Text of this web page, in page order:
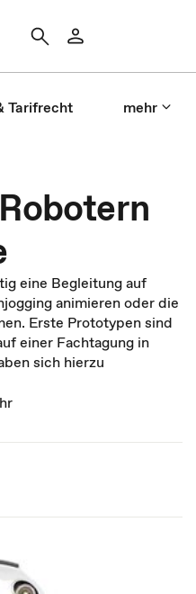
Tarifrecht mehr
eine Begleitung auf
animieren oder die
Erste Prototypen sind
einer Fachtagung in
sich hierzu